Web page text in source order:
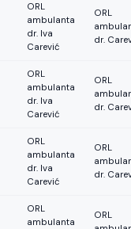
ORL
ambulanta
dr. Iva
Carević
ORL
dr.
ORL
ambulanta
dr. Iva
Carević
ORL
dr.
ORL
ambulanta
dr. Iva
Carević
ORL
dr.
ORL
ambulanta
ORL